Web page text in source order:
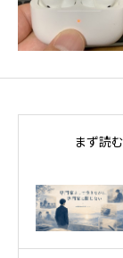
まず読